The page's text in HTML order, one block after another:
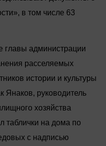
в том числе 63
главы администрации
расселяемых
истории и культуры
Янаков, руководитель
хозяйства
таблички на дома по
с надписью